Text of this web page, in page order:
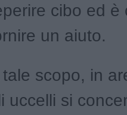
cibo ed è
un aiuto.
tale scopo, in
uccelli si